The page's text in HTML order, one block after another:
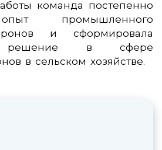
команда постепенно
промышленного
и сформировала
решение в сфере
в сельском хозяйстве.